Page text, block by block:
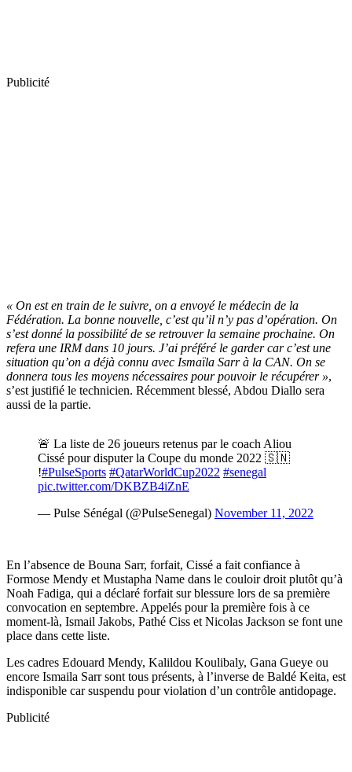
Publicité
« On est en train de le suivre, on a envoyé le médecin de la
Fédération. La bonne nouvelle, c’est qu’il n’y pas d’opération. On
s’est donné la possibilité de se retrouver la semaine prochaine. On
refera une IRM dans 10 jours. J’ai préféré le garder car c’est une
situation qu’on a déjà connu avec Ismaïla Sarr à la CAN. On se
donnera tous les moyens nécessaires pour pouvoir le récupérer »,
s’est justifié le technicien. Récemment blessé, Abdou Diallo sera
aussi de la partie.
En l’absence de Bouna Sarr, forfait, Cissé a fait confiance à
Formose Mendy et Mustapha Name dans le couloir droit plutôt qu’à
Noah Fadiga, qui a déclaré forfait sur blessure lors de sa première
convocation en septembre. Appelés pour la première fois à ce
moment-là, Ismail Jakobs, Pathé Ciss et Nicolas Jackson se font une
place dans cette liste.
Les cadres Edouard Mendy, Kalildou Koulibaly, Gana Gueye ou
encore Ismaila Sarr sont tous présents, à l’inverse de Baldé Keita, est
indisponible car suspendu pour violation d’un contrôle antidopage.
Publicité